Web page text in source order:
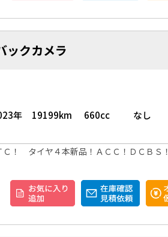
クカメラ
年 19199km 660cc なし
！ タイヤ４本新品！ＡＣＣ！ＤＣＢＳ！